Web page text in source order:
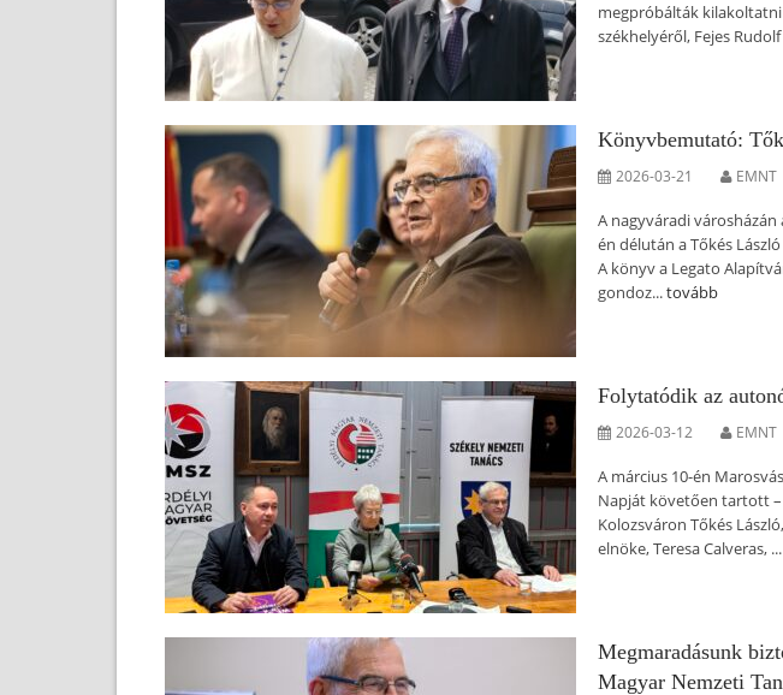
megpróbálták
székhelyéről, Fejes
Könyvbemutató:
2026-03-21 EMNT
A nagyváradi
én délután a Tőkés
A könyv a Legato
gondoz...tovább
Folytatódik az
2026-03-12 EMNT
A március 10-én
Napját követően tartott
Kolozsváron Tőkés
elnöke, Teresa Calveras, ...
Megmaradásunk
Magyar Nemzeti